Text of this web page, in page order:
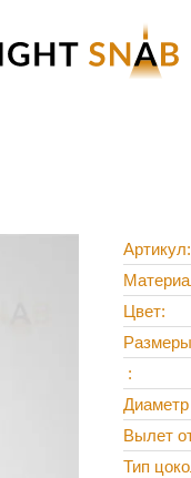
Артикул
Цвет
Размеры
Диаметр
Вылет
Тип